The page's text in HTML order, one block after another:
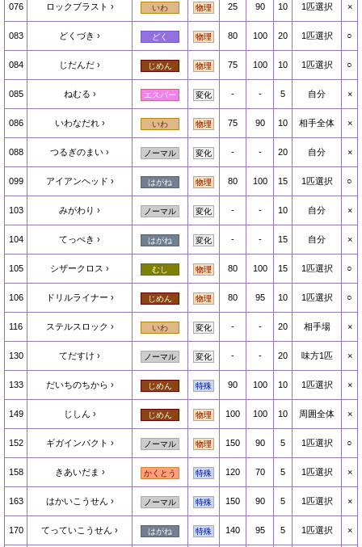
076 ロックブラスト いわ 物理 25 90 10 1匹選択 ×
083 どくづき どく 物理 80 100 20 1匹選択 ○
084 じだんだ じめん 物理 75 100 10 1匹選択 ○
085 ねむる エスパー 変化 - - 5 自分 ×
086 いわなだれ いわ 物理 75 90 10 相手全体 ×
088 つるぎのまい ノーマル 変化 - - 20 自分 ×
099 アイアンヘッド はがね 物理 80 100 15 1匹選択 ○
103 みがわり ノーマル 変化 - - 10 自分 ×
104 てっぺき はがね 変化 - - 15 自分 ×
105 シザークロス むし 物理 80 100 15 1匹選択 ○
106 ドリルライナー じめん 物理 80 95 10 1匹選択 ○
116 ステルスロック いわ 変化 - - 20 相手場 ×
130 てだすけ ノーマル 変化 - - 20 味方1匹 ×
133 だいちのちから じめん 特殊 90 100 10 1匹選択 ×
149 じしん じめん 物理 100 100 10 周囲全体 ×
152 ギガインパクト ノーマル 物理 150 90 5 1匹選択 ○
158 きあいだま かくとう 特殊 120 70 5 1匹選択 ×
163 はかいこうせん ノーマル 特殊 150 90 5 1匹選択 ×
170 てっていこうせん はがね 特殊 140 95 5 1匹選択 ×